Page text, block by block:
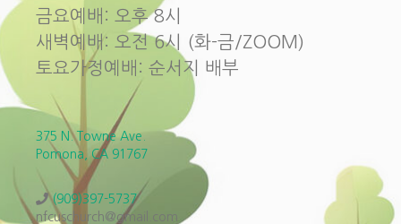
금요예배: 오후 8시
새벽예배: 오전 6시 (화-금/ZOOM)
토요가정예배: 순서지 배부
375 N. Towne Ave.
Pomona, CA 91767
(909)397-5737
nfcuschurch@gmail.com